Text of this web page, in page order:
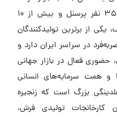
شود. فرش الماس کویر با بیش از ۳۵۰ نفر پرسنل و بیش از ۱۰
از برترین تولیدکنندگان
فروشگاه منحصربه‌فرد در سراسر ایران دارد و
۳۲ کشور جهان، حضوری فعال در بازار جهانی
همت سرمایه‌های انسانی
بزرگ است که زنجیره
تولیدی فرش،